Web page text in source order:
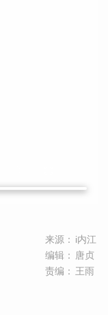
来源： i内江
编辑：
唐贞
责编： 王雨